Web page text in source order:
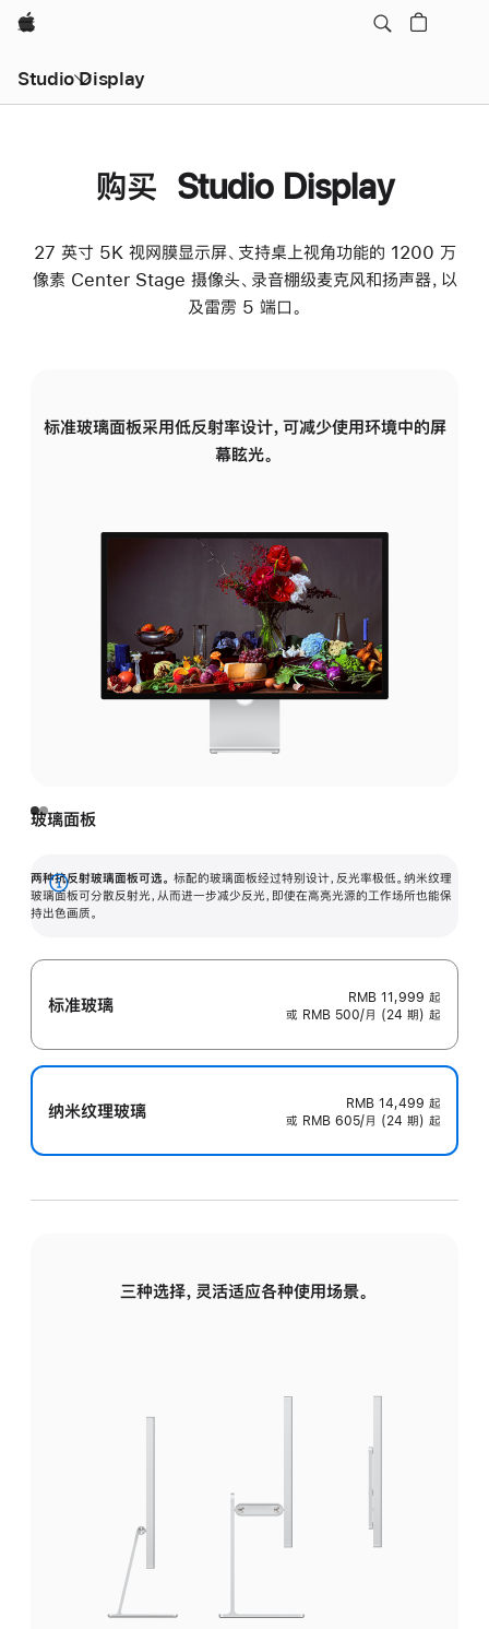
Apple
Studio Display
购买 Studio Display
27 英寸 5K 视网膜显示屏、支持桌上视角功能的 1200 万
像素 Center Stage 摄像头、录音棚级麦克风和扬声器，以
及雷雳 5 端口。
标准玻璃面板采用低反射率设计，可减少使用环境中的屏
幕眩光。
玻璃面板
两种抗反射玻璃面板可选。 标配的玻璃面板经过特别设计，反光率极低。纳米纹理
玻璃面板可分散反射光，从而进一步减少反光，即使在高亮光源的工作场所也能保
持出色画质。
展
开
标准玻璃 RMB 11,999 起
或 RMB 500/月 (24 期) 起
纳米纹理玻璃 RMB 14,499 起
或 RMB 605/月 (24 期) 起
三种选择，灵活适应各种使用场景。